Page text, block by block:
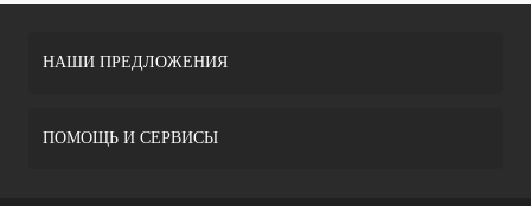
НАШИ ПРЕДЛОЖЕНИЯ
ПОМОЩЬ И СЕРВИСЫ